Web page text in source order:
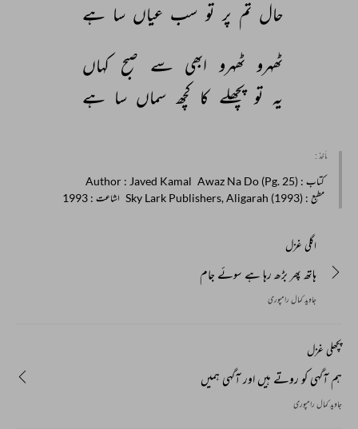
حال تم پر تو سب عیاں سا ہے
ٹھہرو ٹھہرو ابھی سے صبح کہاں
یہ تو پچھلے کا کچھ سماں سا ہے
مأخذ :
کتاب : Awaz Na Do (Pg. 25)
Author : Javed Kamal
مطبع : Sky Lark Publishers, Aligarah (1993) اشاعت : 1993
اگلی غزل
ہاتھ پھر بڑھ رہا ہے سوئے جام
جاوید کمال رامپوری
پچھلی غزل
ہم آگہی کو روتے ہیں اور آگہی ہمیں
جاوید کمال رامپوری